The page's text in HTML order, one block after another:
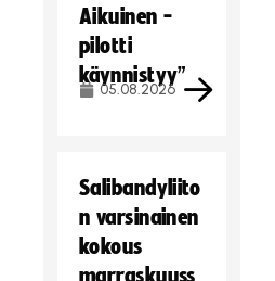
Aikuinen -
pilotti
käynnistyy”
05.08.2026
Salibandyliito
n varsinainen
kokous
marraskuuss